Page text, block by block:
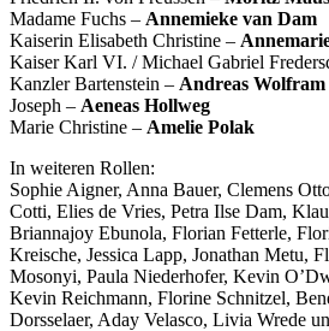
Madame Fuchs – Annemieke van Dam
Kaiserin Elisabeth Christine –
Kaiser Karl VI. / Michael Gabriel
Kanzler Bartenstein – Andreas Wolfram
Joseph – Aeneas Hollweg
Marie Christine – Amelie Polak
In weiteren Rollen:
Sophie Aigner, Anna Bauer, Clemens
Cotti, Elies de Vries, Petra Ilse Dam,
Briannajoy Ebunola, Florian Fetterle,
Kreische, Jessica Lapp, Jonathan Metu,
Mosonyi, Paula Niederhofer, Kevin
Kevin Reichmann, Florine Schnitzel,
Dorsselaer, Aday Velasco, Livia Wrede